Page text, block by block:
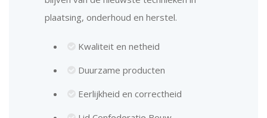
plaatsing, onderhoud en herstel.
Kwaliteit en netheid
Duurzame producten
Eerlijkheid en correctheid